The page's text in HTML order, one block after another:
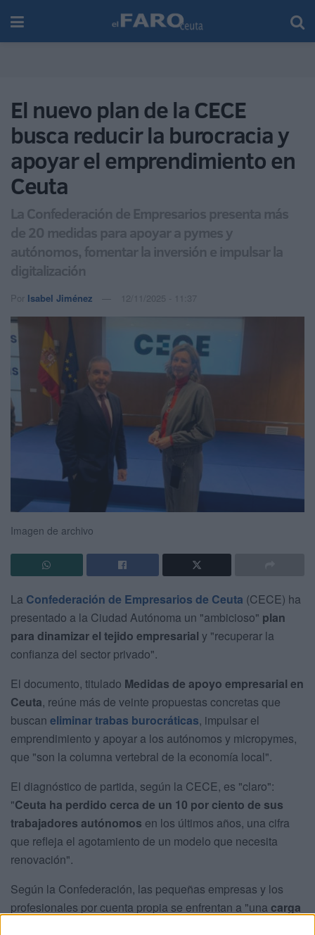
El nuevo plan de la CECE
busca reducir la burocracia y
apoyar el emprendimiento en
Ceuta
La Confederación de Empresarios presenta más
de 20 medidas para apoyar a pymes y
autónomos, fomentar la inversión e impulsar la
digitalización
Por Isabel Jiménez 12/11/2025 - 11:37
Imagen de archivo
La Confederación de Empresarios de Ceuta (CECE) ha
presentado a la Ciudad Autónoma un "ambicioso" plan
para dinamizar el tejido empresarial y "recuperar la
confianza del sector privado".
El documento, titulado Medidas de apoyo empresarial en
Ceuta, reúne más de veinte propuestas concretas que
buscan eliminar trabas burocráticas, impulsar el
emprendimiento y apoyar a los autónomos y micropymes,
que "son la columna vertebral de la economía local".
El diagnóstico de partida, según la CECE, es "claro":
"Ceuta ha perdido cerca de un 10 por ciento de sus
trabajadores autónomos en los últimos años, una cifra
que refleja el agotamiento de un modelo que necesita
renovación".
Según la Confederación, las pequeñas empresas y los
profesionales por cuenta propia se enfrentan a "una carga